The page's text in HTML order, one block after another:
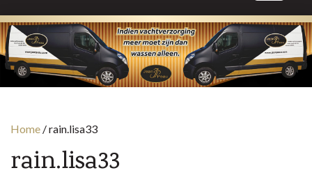
Home /rain.lisa33
rain.lisa33